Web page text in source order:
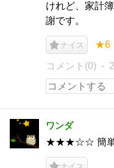
けれど、家計
謝です。
ナイス ★6
コメント(0)
ワンダ
★★★☆☆ 簡単